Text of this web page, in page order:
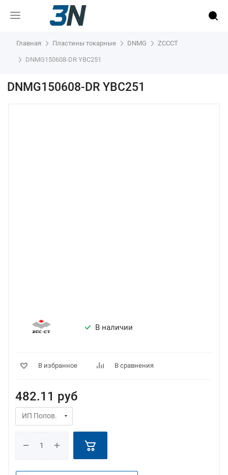
Главная Пластины токарные DNMG ZCCCT
DNMG150608-DR YBC251
DNMG150608-DR YBC251
В наличии
В избранное В сравнения
482.11 руб